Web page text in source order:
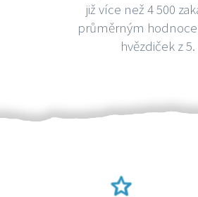
již více než 4 500
průměrným
hvězdiček z 5.